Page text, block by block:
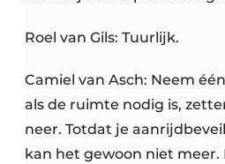
Roel van Gils: Tuurlijk.
Camiel van Asch: Neem
als de ruimte nodig is,
neer. Totdat je
kan het gewoon niet meer.